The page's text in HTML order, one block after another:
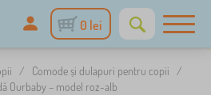
0 lei
/ Comode și dulapuri pentru copii
/
Ourbaby – model roz-alb